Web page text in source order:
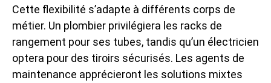
Cette flexibilité s’adapte à différents corps de
métier. Un plombier privilégiera les racks de
rangement pour ses tubes, tandis qu’un électricien
optera pour des tiroirs sécurisés. Les agents de
maintenance apprécieront les solutions mixtes